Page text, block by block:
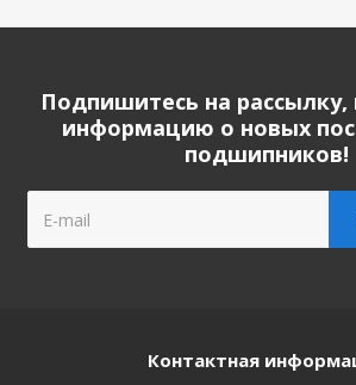
Подпишитесь на рассылку,
информацию о новых
подшипников!
Контактная